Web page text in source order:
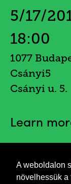
A weboldalon
növelhessük a
5/17/
18:00
1077
Csányi5
Csányi u. 5.
Learn
Invitation